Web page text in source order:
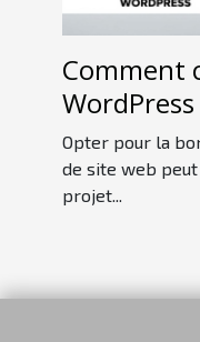
Comment
votre
Opter pour la
de site web
projet...